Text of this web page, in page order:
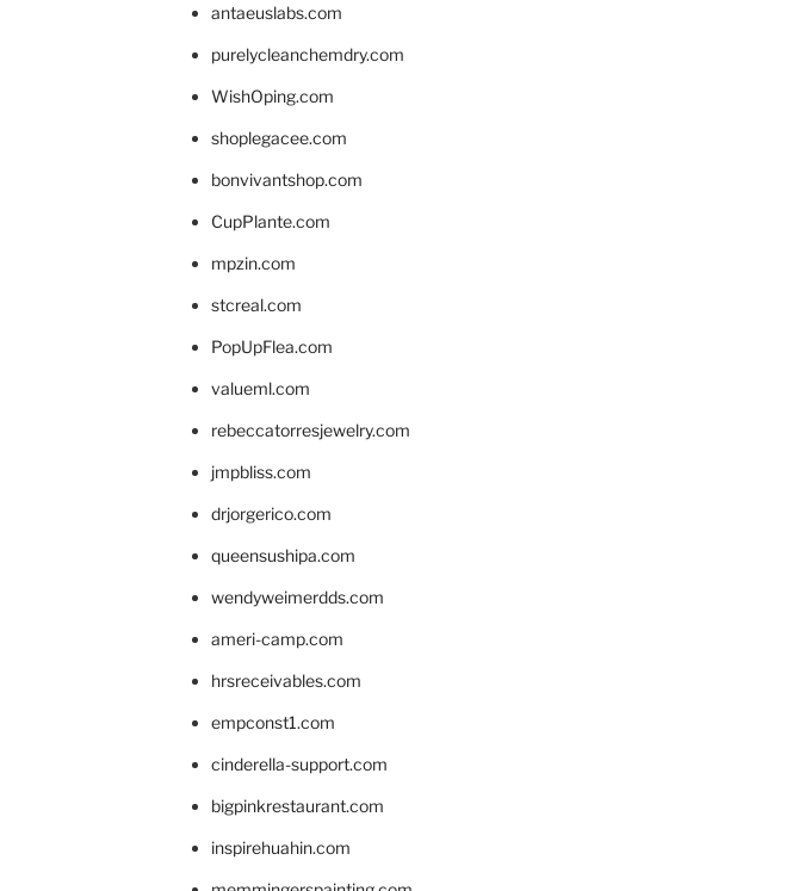
antaeuslabs.com
purelycleanchemdry.com
WishOping.com
shoplegacee.com
bonvivantshop.com
CupPlante.com
mpzin.com
stcreal.com
PopUpFlea.com
valueml.com
rebeccatorresjewelry.com
jmpbliss.com
drjorgerico.com
queensushipa.com
wendyweimerdds.com
ameri-camp.com
hrsreceivables.com
empconst1.com
cinderella-support.com
bigpinkrestaurant.com
inspirehuahin.com